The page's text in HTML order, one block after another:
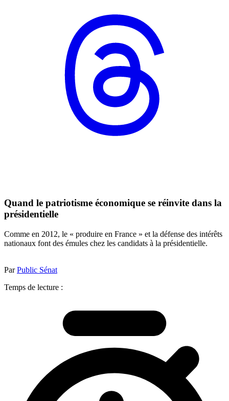
Quand le patriotisme économique se réinvite dans la
présidentielle
Comme en 2012, le « produire en France » et la défense des intérêts
nationaux font des émules chez les candidats à la présidentielle.
ParPublic Sénat
Temps de lecture :